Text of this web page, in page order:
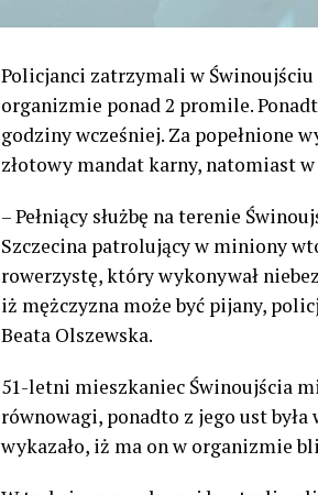
Policjanci zatrzymali w Świnoujściu
organizmie ponad 2 promile.
godziny wcześniej. Za popełnione
złotowy mandat karny, natomiast
– Pełniący służbę na terenie
Szczecina patrolujący w miniony
rowerzystę, który wykonywał
iż mężczyzna może być pijany,
Beata Olszewska.
51-letni mieszkaniec Świnoujścia
równowagi, ponadto z jego ust
wykazało, iż ma on w organizmie